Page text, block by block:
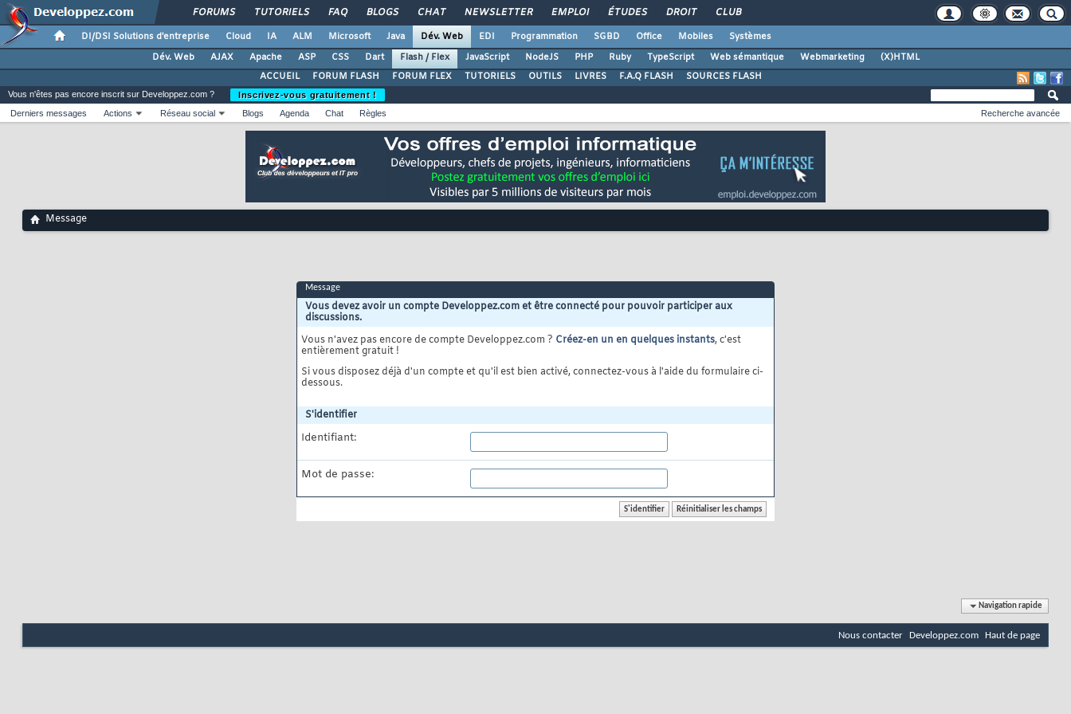
FORUMS TUTORIELS FAQ BLOGS CHAT NEWSLETTER EMPLOI ÉTUDES DROIT CLUB
DI/DSI Solutions d'entreprise Cloud IA ALM Microsoft Java Dév. Web EDI Programmation SGBD Office Mobiles
Systèmes
Dév. Web
AJAX Apache ASP CSS Dart Flash / Flex JavaScript NodeJS PHP Ruby TypeScript Web sémantique Webmarketing
(X)HTML
ACCUEIL
FORUM FLASH FORUM FLEX TUTORIELS OUTILS LIVRES F.A.Q FLASH SOURCES FLASH
Vous n'êtes pas encore inscrit sur Developpez.com ?
Inscrivez-vous gratuitement !
Derniers messages
Actions Réseau social Blogs Agenda Chat Règles Recherche avancée
Message
Message
Vous devez avoir un compte Developpez.com et être connecté pour pouvoir participer aux
discussions.
Vous n'avez pas encore de compte Developpez.com ? Créez-en un en quelques instants, c'est
entièrement gratuit !
Si vous disposez déjà d'un compte et qu'il est bien activé, connectez-vous à l'aide du formulaire ci-
dessous.
S'identifier
Identifiant:
Mot de passe:
Navigation rapide
Nous contacter Developpez.com Haut de page